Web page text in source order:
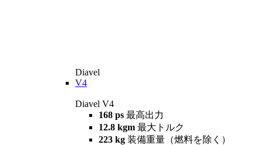
Diavel
V4
Diavel V4
168 ps 最高出力
12.8 kgm 最大トルク
223 kg 装備重量（燃料を除く）